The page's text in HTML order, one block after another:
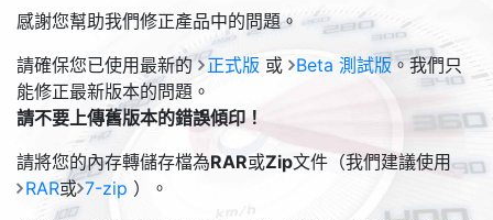
感謝您幫助我們修正產品中的問題。
請確保您已使用最新的 正式版 或 Beta 測試版。我們只
能修正最新版本的問題。
請不要上傳舊版本的錯誤傾印！
請將您的內存轉儲存檔為RAR或Zip文件（我們建議使用
RAR或 7-zip ）。